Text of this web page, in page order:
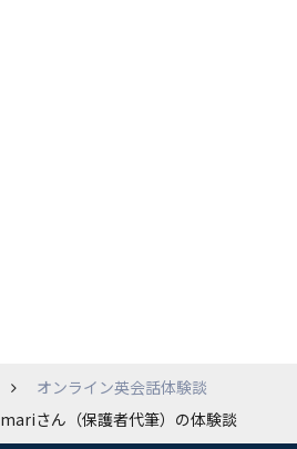
オンライン英会話体験談
mariさん（保護者代筆）の体験談